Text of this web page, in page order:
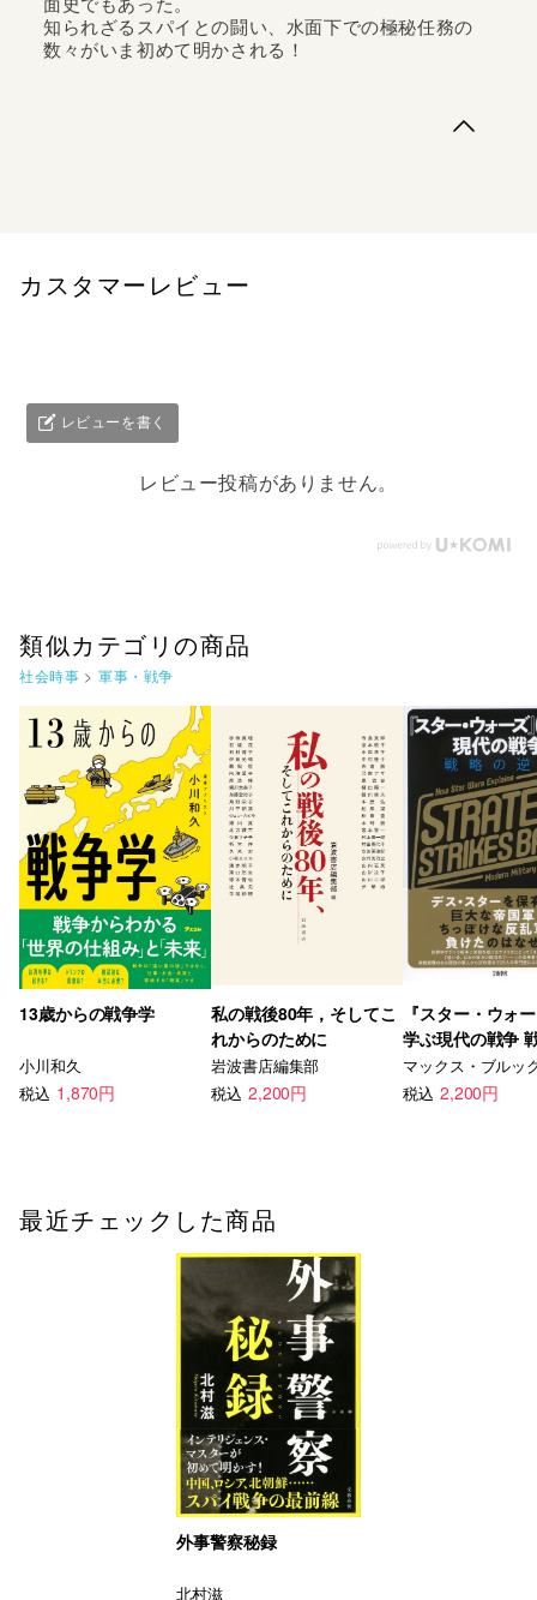
攻防、山口組マフィア・サミットの阻...
知られざるスパイとの闘い、水面下での極秘任務の
数々がいま初めて明かされる！
カスタマーレビュー
レビューを書く
レビュー投稿がありません。
類似カテゴリの商品
社会時事 > 軍事・戦争
13歳からの戦争学
小川和久
税込 1,870円
私の戦後80年，そしてこ
れからのために
岩波書店編集部
税込 2,200円
『スター・ウォ
学ぶ現代の戦争
襲
マックス・ブルッ
税込 2,200円
最近チェックした商品
外事警察秘録
北村滋